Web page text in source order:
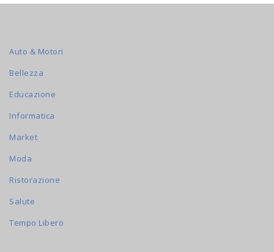
Auto & Motori
Bellezza
Educazione
Informatica
Market
Moda
Ristorazione
Salute
Tempo Libero